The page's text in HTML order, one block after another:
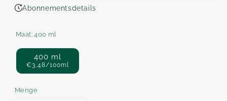
Abonnementsdetails
Maat:400 ml
400 ml
€3,48/100ml
Menge